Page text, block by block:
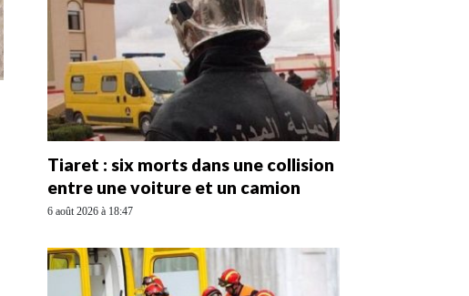
Tiaret : six morts dans une collision
entre une voiture et un camion
6 août 2026 à 18:47